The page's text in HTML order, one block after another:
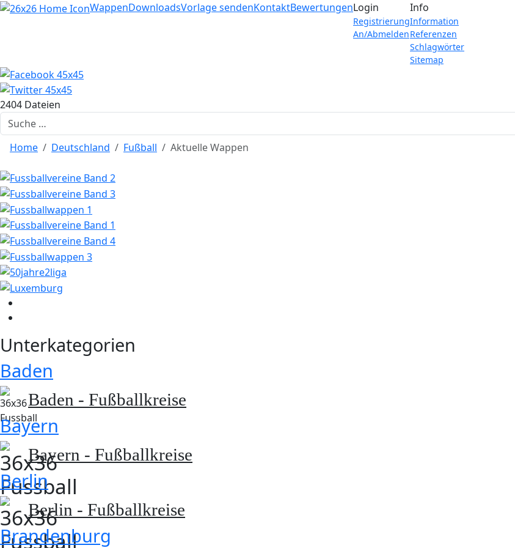
Home
WappenDownloadsVorlage sendenKontaktBewertungenLogin
Registrierung
An/Abmelden
Info
Information
Referenzen
Schlagwörter
Sitemap
2404 Dateien
Suchen
Home Deutschland Fußball Aktuelle Wappen
Unterkategorien
Baden
Baden - Fußballkreise
Bayern
Bayern - Fußballkreise
Berlin
Berlin - Fußballkreise
Brandenburg